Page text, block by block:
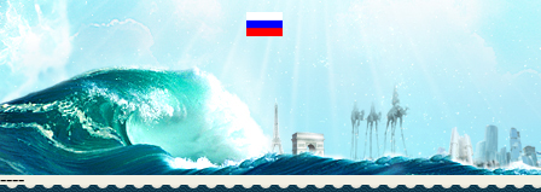
----